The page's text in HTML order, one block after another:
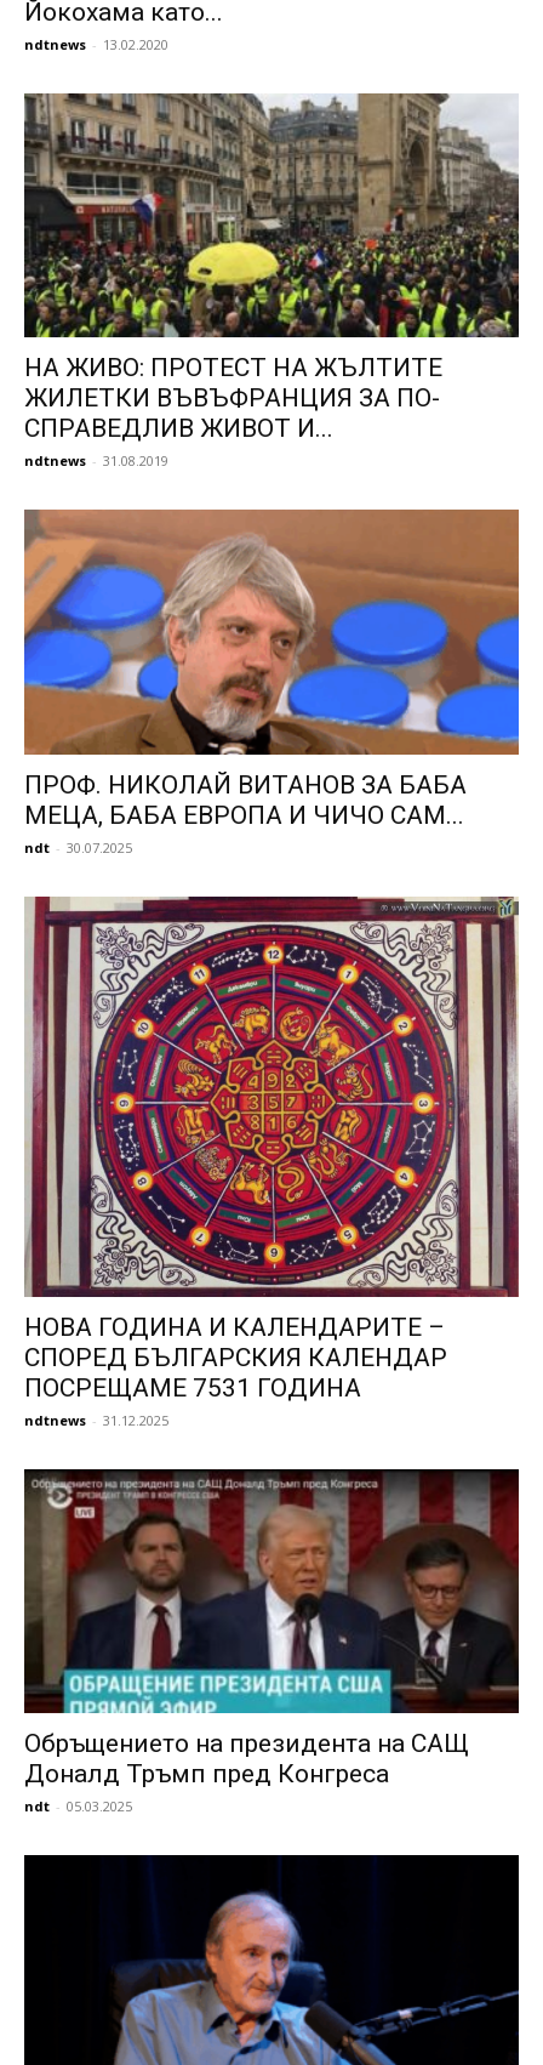
Йокохама като...
ndtnews - 13.02.2020
НА ЖИВО: ПРОТЕСТ НА ЖЪЛТИТЕ
ЖИЛЕТКИ ВЪВЪФРАНЦИЯ ЗА ПО-
СПРАВЕДЛИВ ЖИВОТ И...
ndtnews - 31.08.2019
ПРОФ. НИКОЛАЙ ВИТАНОВ ЗА БАБА
МЕЦА, БАБА ЕВРОПА И ЧИЧО САМ...
ndt - 30.07.2025
НОВА ГОДИНА И КАЛЕНДАРИТЕ –
СПОРЕД БЪЛГАРСКИЯ КАЛЕНДАР
ПОСРЕЩАМЕ 7531 ГОДИНА
ndtnews - 31.12.2025
Обръщението на президента на САЩ
Доналд Тръмп пред Конгреса
ndt - 05.03.2025